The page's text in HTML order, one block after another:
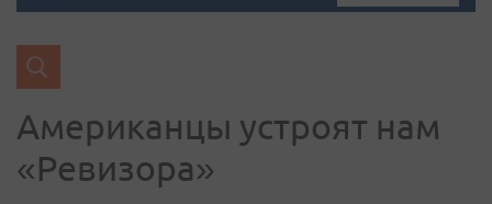
Американцы устроят нам
«Ревизора»